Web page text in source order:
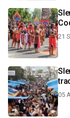
21
05